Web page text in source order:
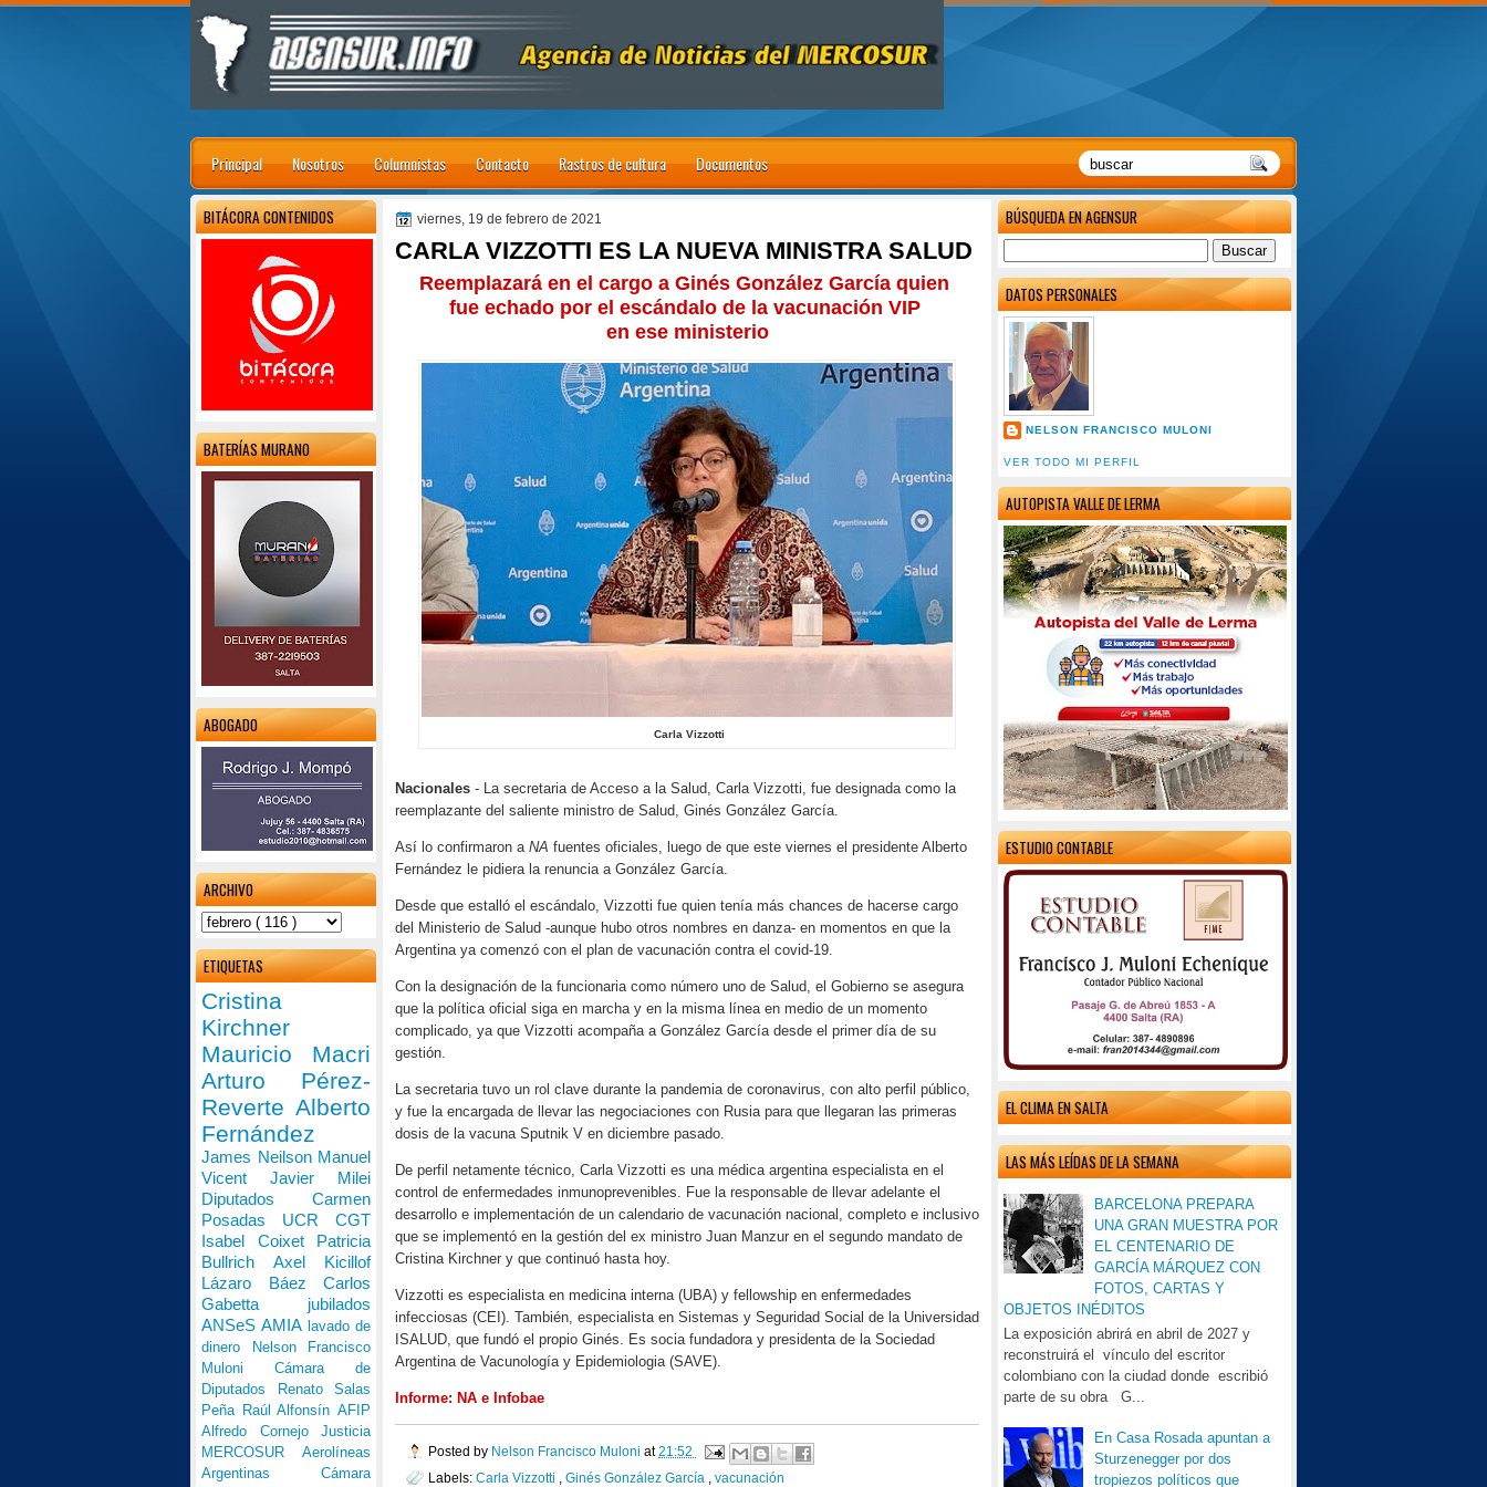
Principal Nosotros Columnistas Contacto Rastros de cultura Documentos
BÚSQUEDA EN AGENSUR
DATOS PERSONALES
NELSON FRANCISCO MULONI
VER TODO MI PERFIL
AUTOPISTA VALLE DE LERMA
ESTUDIO CONTABLE
EL CLIMA EN SALTA
LAS MÁS LEÍDAS DE LA SEMANA
BARCELONA PREPARA
UNA GRAN MUESTRA POR
EL CENTENARIO DE
GARCÍA MÁRQUEZ CON
FOTOS, CARTAS Y
OBJETOS INÉDITOS
La exposición abrirá en abril de 2027 y
reconstruirá el vínculo del escritor
colombiano con la ciudad donde escribió
parte de su obra G...
En Casa Rosada apuntan a
Sturzenegger por dos
tropiezos políticos que
viernes, 19 de febrero de 2021
CARLA VIZZOTTI ES LA NUEVA MINISTRA SALUD
Reemplazará en el cargo a Ginés González García quien
fue echado por el escándalo de la vacunación VIP
en ese ministerio
Carla Vizzotti
Nacionales - La secretaria de Acceso a la Salud, Carla Vizzotti, fue designada como la
reemplazante del saliente ministro de Salud, Ginés González García.
Así lo confirmaron a NA fuentes oficiales, luego de que este viernes el presidente Alberto
Fernández le pidiera la renuncia a González García.
Desde que estalló el escándalo, Vizzotti fue quien tenía más chances de hacerse cargo
del Ministerio de Salud -aunque hubo otros nombres en danza- en momentos en que la
Argentina ya comenzó con el plan de vacunación contra el covid-19.
Con la designación de la funcionaria como número uno de Salud, el Gobierno se asegura
que la política oficial siga en marcha y en la misma línea en medio de un momento
complicado, ya que Vizzotti acompaña a González García desde el primer día de su
gestión.
La secretaria tuvo un rol clave durante la pandemia de coronavirus, con alto perfil público,
y fue la encargada de llevar las negociaciones con Rusia para que llegaran las primeras
dosis de la vacuna Sputnik V en diciembre pasado.
De perfil netamente técnico, Carla Vizzotti es una médica argentina especialista en el
control de enfermedades inmunoprevenibles. Fue la responsable de llevar adelante el
desarrollo e implementación de un calendario de vacunación nacional, completo e inclusivo
que se implementó en la gestión del ex ministro Juan Manzur en el segundo mandato de
Cristina Kirchner y que continuó hasta hoy.
Vizzotti es especialista en medicina interna (UBA) y fellowship en enfermedades
infecciosas (CEI). También, especialista en Sistemas y Seguridad Social de la Universidad
ISALUD, que fundó el propio Ginés. Es socia fundadora y presidenta de la Sociedad
Argentina de Vacunología y Epidemiologia (SAVE).
Informe: NA e Infobae
Posted by Nelson Francisco Muloni at21:52
Labels: Carla Vizzotti Ginés González García vacunación
BITÁCORA CONTENIDOS
BATERÍAS MURANO
ABOGADO
ARCHIVO
ETIQUETAS
Cristina
Kirchner
Mauricio Macri
Arturo Pérez-
Reverte Alberto
Fernández
James Neilson Manuel
Vicent Javier Milei
Diputados Carmen
Posadas UCR CGT
Isabel Coixet Patricia
Bullrich Axel Kicillof
Lázaro Báez Carlos
Gabetta jubilados
ANSeSAMIA lavado de
dinero
Nelson Francisco
Muloni Cámara de
Diputados
Renato Salas
Peña Raúl AlfonsínAFIP
Alfredo Cornejo Justicia
MERCOSUR Aerolíneas
Argentinas Cámara